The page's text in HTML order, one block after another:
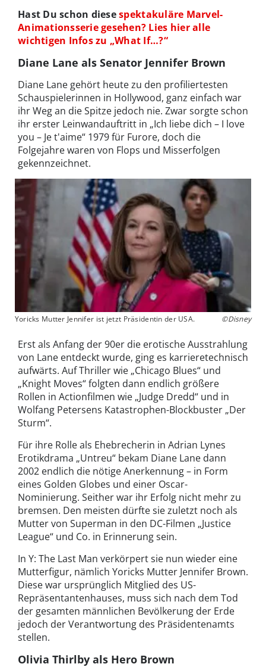
Hast Du schon diesespektakuläre Marvel-
Animationsserie gesehen? Lies hier alle
wichtigen Infos zu „What If…?“
Diane Lane als Senator Jennifer Brown
Diane Lane gehört heute zu den profiliertesten
Schauspielerinnen in Hollywood, ganz einfach war
ihr Weg an die Spitze jedoch nie. Zwar sorgte schon
ihr erster Leinwandauftritt in „Ich liebe dich – I love
you – Je t'aime“ 1979 für Furore, doch die
Folgejahre waren von Flops und Misserfolgen
gekennzeichnet.
Yoricks Mutter Jennifer ist jetzt Präsidentin der USA. ©Disney
Erst als Anfang der 90er die erotische Ausstrahlung
von Lane entdeckt wurde, ging es karrieretechnisch
aufwärts. Auf Thriller wie „Chicago Blues“ und
„Knight Moves“ folgten dann endlich größere
Rollen in Actionfilmen wie „Judge Dredd“ und in
Wolfang Petersens Katastrophen-Blockbuster „Der
Sturm“.
Für ihre Rolle als Ehebrecherin in Adrian Lynes
Erotikdrama „Untreu“ bekam Diane Lane dann
2002 endlich die nötige Anerkennung – in Form
eines Golden Globes und einer Oscar-
Nominierung. Seither war ihr Erfolg nicht mehr zu
bremsen. Den meisten dürfte sie zuletzt noch als
Mutter von Superman in den DC-Filmen „Justice
League“ und Co. in Erinnerung sein.
In Y: The Last Man verkörpert sie nun wieder eine
Mutterfigur, nämlich Yoricks Mutter Jennifer Brown.
Diese war ursprünglich Mitglied des US-
Repräsentantenhauses, muss sich nach dem Tod
der gesamten männlichen Bevölkerung der Erde
jedoch der Verantwortung des Präsidentenamts
stellen.
Olivia Thirlby als Hero Brown